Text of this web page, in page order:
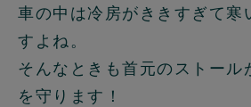
車の中は冷房がききすぎて寒
すよね。
そんなときも首元のストール
を守ります！